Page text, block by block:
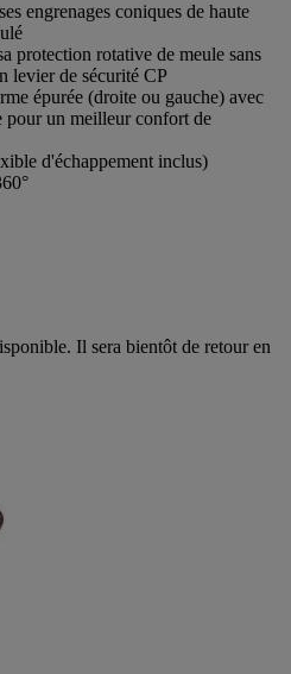
engrenages coniques de haute
protection rotative de meule sans
levier de sécurité CP
épurée (droite ou gauche) avec
pour un meilleur confort de
d'échappement inclus)
Il sera bientôt de retour en